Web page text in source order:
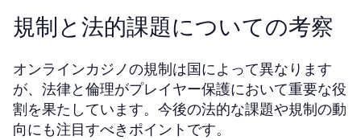
規制と法的課題についての考察
オンラインカジノの規制は国によって異なります
が、法律と倫理がプレイヤー保護において重要な役
割を果たしています。今後の法的な課題や規制の動
向にも注目すべきポイントです。